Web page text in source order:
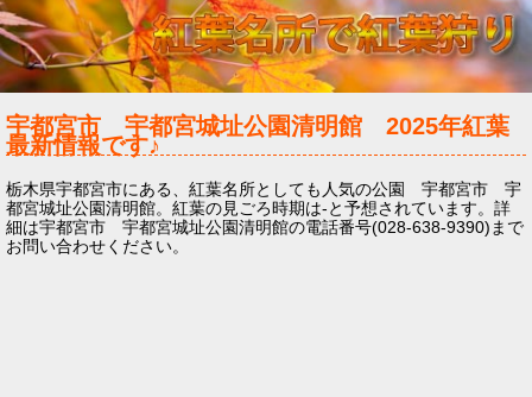
宇都宮市 宇都宮城址公園清明館 2025年紅葉
最新情報です♪
栃木県宇都宮市にある、紅葉名所としても人気の公園 宇都宮市 宇
都宮城址公園清明館。紅葉の見ごろ時期は-と予想されています。詳
細は宇都宮市 宇都宮城址公園清明館の電話番号(028-638-9390)まで
お問い合わせください。